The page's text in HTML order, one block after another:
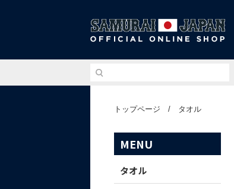
トップページ / タオル
MENU
タオル